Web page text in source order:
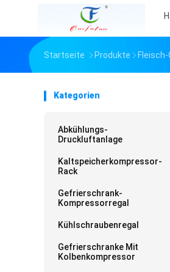
Startseite Produkte
Kategorien
Abkühlungs-
Druckluftanlage
Kaltspeicherkompressor-
Rack
Gefrierschrank-
Kompressorregal
Kühlschraubenregal
Gefrierschranke Mit
Kolbenkompressor